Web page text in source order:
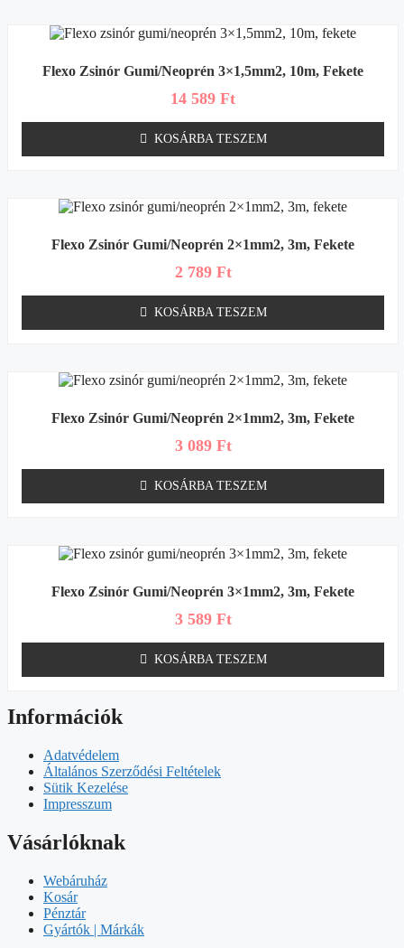
Flexo Zsinór Gumi/neoprén 3×1,5mm2, 10m, Fekete
14 589 Ft
KOSÁRBA TESZEM
Flexo Zsinór Gumi/neoprén 2×1mm2, 3m, Fekete
2 789 Ft
KOSÁRBA TESZEM
Flexo Zsinór Gumi/neoprén 2×1mm2, 3m, Fekete
3 089 Ft
KOSÁRBA TESZEM
Flexo Zsinór Gumi/neoprén 3×1mm2, 3m, Fekete
3 589 Ft
KOSÁRBA TESZEM
Információk
Adatvédelem
Általános Szerződési Feltételek
Sütik Kezelése
Impresszum
Vásárlóknak
Webáruház
Kosár
Pénztár
Gyártók | Márkák